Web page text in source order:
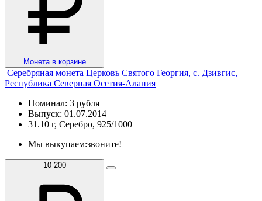
Монета в корзине
Серебряная монета Церковь Святого Георгия, с. Дзивгис,
Республика Северная Осетия-Алания
Номинал: 3 рубля
Выпуск: 01.07.2014
31.10 г, Серебро, 925/1000
Мы выкупаем:звоните!
10 200